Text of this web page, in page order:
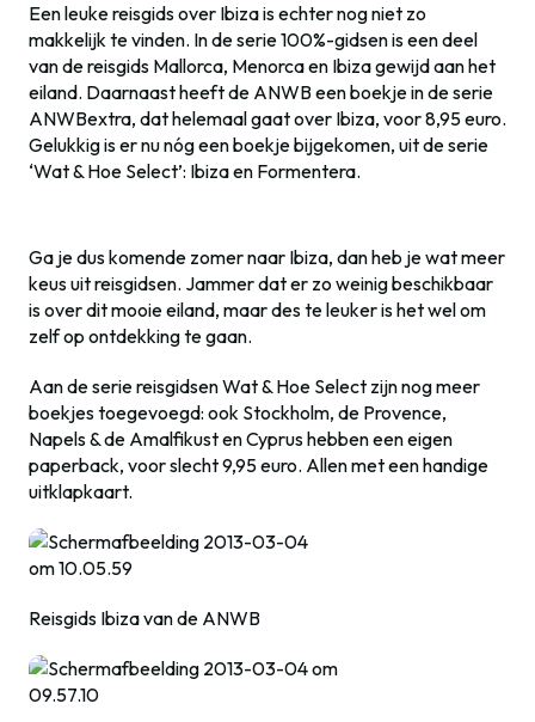
Een leuke reisgids over Ibiza is echter nog niet zo
makkelijk te vinden. In de serie 100%-gidsen is een deel
van de reisgids Mallorca, Menorca en Ibiza gewijd aan het
eiland. Daarnaast heeft de ANWB een boekje in de serie
ANWBextra, dat helemaal gaat over Ibiza, voor 8,95 euro.
Gelukkig is er nu nóg een boekje bijgekomen, uit de serie
‘Wat & Hoe Select’: Ibiza en Formentera.
Ga je dus komende zomer naar Ibiza, dan heb je wat meer
keus uit reisgidsen. Jammer dat er zo weinig beschikbaar
is over dit mooie eiland, maar des te leuker is het wel om
zelf op ontdekking te gaan.
Aan de serie reisgidsen Wat & Hoe Select zijn nog meer
boekjes toegevoegd: ook Stockholm, de Provence,
Napels & de Amalfikust en Cyprus hebben een eigen
paperback, voor slecht 9,95 euro. Allen met een handige
uitklapkaart.
Reisgids Ibiza van de ANWB